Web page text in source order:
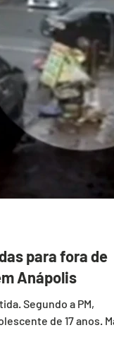
para fora de
Anápolis
Segundo a PM,
de 17 anos.